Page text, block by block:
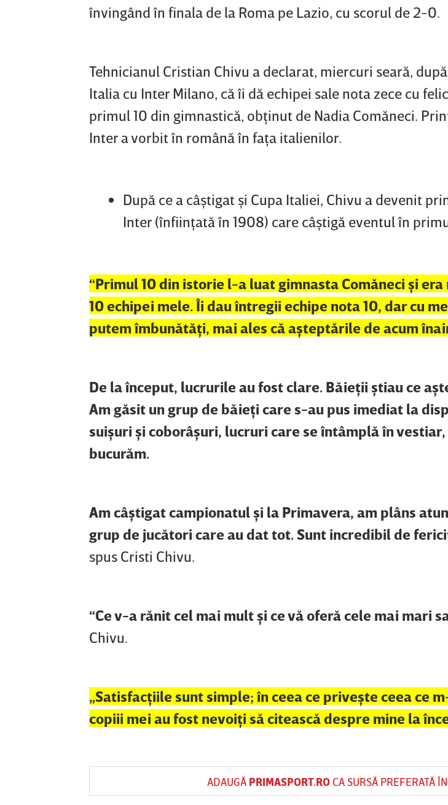
învingând în finala de la Roma pe Lazio, cu scorul de 2-0.
Tehnicianul Cristian Chivu a declarat, miercuri seară,
Italia cu Inter Milano, că îi dă echipei sale nota zece cu
primul 10 din gimnastică, obţinut de Nadia Comăneci.
Inter a vorbit în română în faţa italienilor.
După ce a câştigat şi Cupa Italiei, Chivu a devenit
Inter (înfiinţată în 1908) care câştigă eventul în
“Primul 10 din istorie l-a luat gimnasta Comăneci şi era
10 echipei mele. Îi dau întregii echipe nota 10, dar cu
putem îmbunătăţi, mai ales că aşteptările de acum
De la început, lucrurile au fost clare. Băieţii ştiau ce
Am găsit un grup de băieţi care s-au pus imediat la
suişuri şi coborâşuri, lucruri care se întâmplă în
bucurăm.
Am câştigat campionatul şi la Primavera, am plâns
grup de jucători care au dat tot. Sunt incredibil de
spus Cristi Chivu.
“Ce v-a rănit cel mai mult şi ce vă oferă cele mai mari
Chivu.
„Satisfacţiile sunt simple; în ceea ce priveşte ceea ce
copiii mei au fost nevoiţi să citească despre mine la
ADAUGĂ PRIMASPORT.ROCA SURSĂ PREFERATĂ